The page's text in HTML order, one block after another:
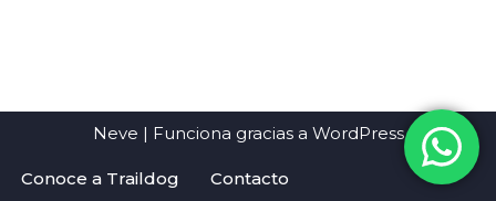
Neve | Funciona gracias a WordPress
Conoce a Traildog Contacto